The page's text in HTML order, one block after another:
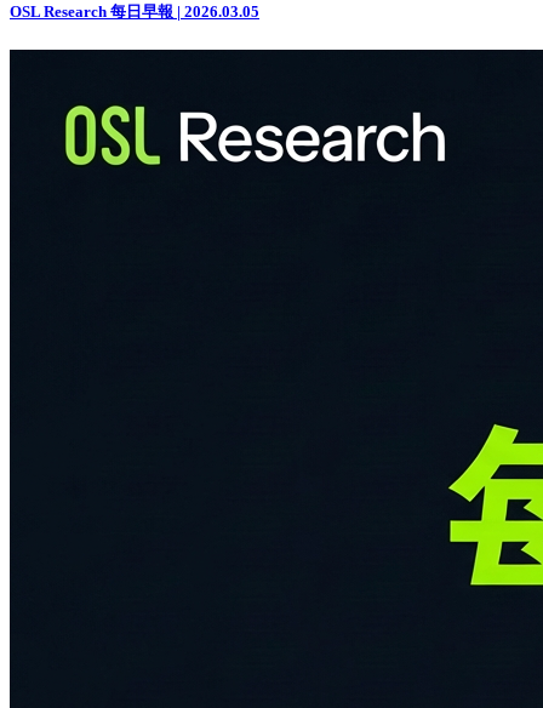
OSL Research 每日早報 | 2026.03.05